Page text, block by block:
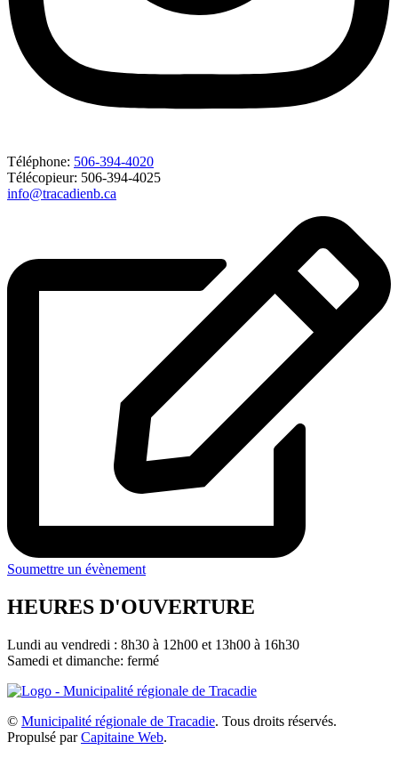
Téléphone: 506-394-4020
Télécopieur: 506-394-4025
info@tracadienb.ca
Soumettre un évènement
HEURES D'OUVERTURE
Lundi au vendredi : 8h30 à 12h00 et 13h00 à 16h30
Samedi et dimanche: fermé
© Municipalité régionale de Tracadie. Tous droits réservés.
Propulsé parCapitaine Web.